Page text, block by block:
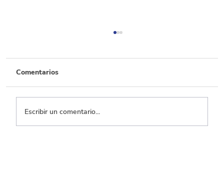
Comentarios
Escribir un comentario...